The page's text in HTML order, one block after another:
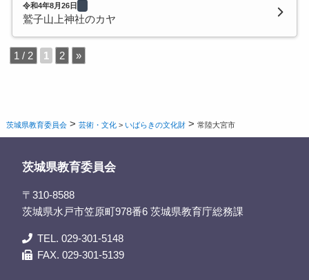
令和4年8月26日
鷲子山上神社のカヤ
1 / 2 1 2 »
茨城県教育委員会 >芸術・文化 > いばらきの文化財 >常陸大宮市
茨城県教育委員会
〒310-8588
茨城県水戸市笠原町978番6 茨城県教育庁総務課
TEL. 029-301-5148
FAX. 029-301-5139